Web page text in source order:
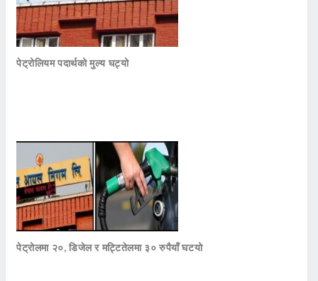
पेट्रोलियम पदार्थको मुल्य घट्यो
पेट्रोलमा २०, डिजेल र मट्टितेलमा ३० रुपैयाँ घटयो